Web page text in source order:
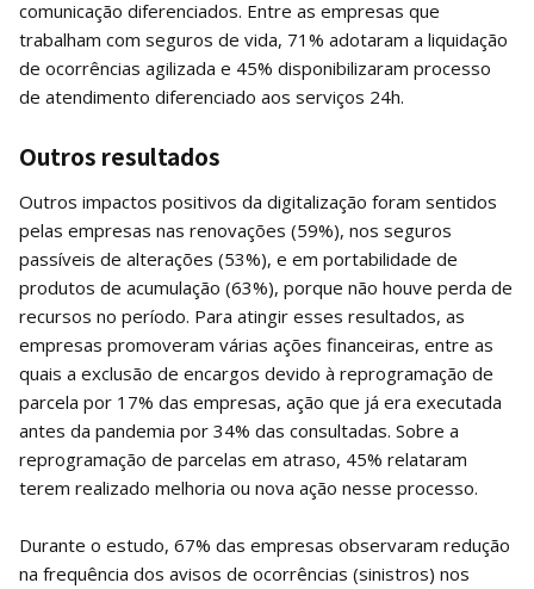
comunicação diferenciados. Entre as empresas que
trabalham com seguros de vida, 71% adotaram a liquidação
de ocorrências agilizada e 45% disponibilizaram processo
de atendimento diferenciado aos serviços 24h.
Outros resultados
Outros impactos positivos da digitalização foram sentidos
pelas empresas nas renovações (59%), nos seguros
passíveis de alterações (53%), e em portabilidade de
produtos de acumulação (63%), porque não houve perda de
recursos no período. Para atingir esses resultados, as
empresas promoveram várias ações financeiras, entre as
quais a exclusão de encargos devido à reprogramação de
parcela por 17% das empresas, ação que já era executada
antes da pandemia por 34% das consultadas. Sobre a
reprogramação de parcelas em atraso, 45% relataram
terem realizado melhoria ou nova ação nesse processo.
Durante o estudo, 67% das empresas observaram redução
na frequência dos avisos de ocorrências (sinistros) nos